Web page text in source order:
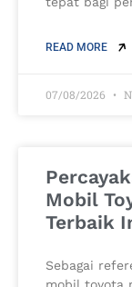
READ MORE
07/08/2026
Mobil
Terbaik
Sebagai